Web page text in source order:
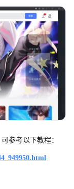
参考以下教程：